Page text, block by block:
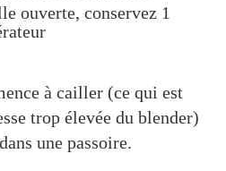
ouverte, conservez 1
à cailler (ce qui est
trop élevée du blender)
une passoire.